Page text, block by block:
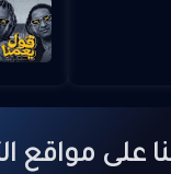
على مواقع